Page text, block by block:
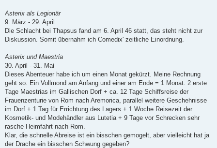
Asterix als Legionär
9. März - 29. April
Die Schlacht bei Thapsus fand am 6. April 46 statt, das steht nicht zur
Diskussion. Somit übernahm ich Comedix' zeitliche Einordnung.
Asterix und Maestria
30. April - 31. Mai
Dieses Abenteuer habe ich um einen Monat gekürzt. Meine Rechnung
geht so: Ein Vollmond am Anfang und einer am Ende = 1 Monat. 2 erste
Tage Maestrias im Gallischen Dorf + ca. 12 Tage Schiffsreise der
Frauenzenturie von Rom nach Aremorica, parallel weitere Geschehnisse
im Dorf + 1 Tag für Errichtung des Lagers + 1 Woche Reisezeit der
Kosmetik- und Modehändler aus Lutetia + 9 Tage vor Schrecken sehr
rasche Heimfahrt nach Rom.
Klar, die schnelle Abreise ist ein bisschen gemogelt, aber vielleicht hat ja
der Drache ein bisschen Schwung gegeben?